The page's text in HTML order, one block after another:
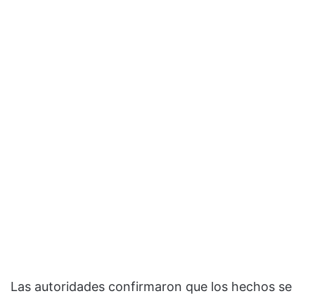
Las autoridades confirmaron que los hechos se